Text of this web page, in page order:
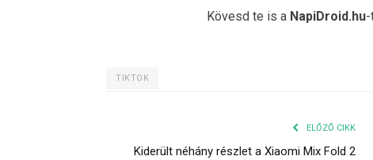
Kövesd te is a NapiDroid.hu
TIKTOK
ELŐZŐ CIKK
Kiderült néhány részlet a Xiaomi Mix Fold 2